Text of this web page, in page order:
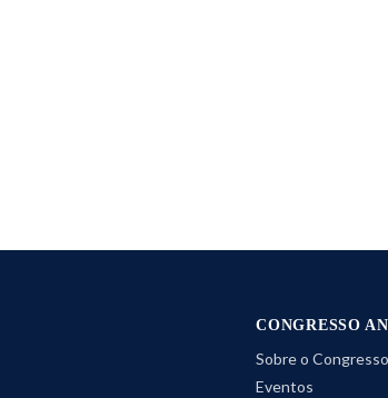
CONGRESSO
Sobre o Congresso
Eventos